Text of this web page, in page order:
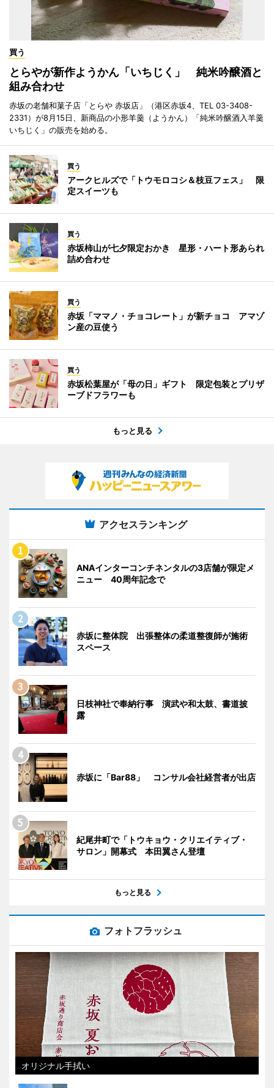
買う
とらやが新作ようかん「いちじく」 純米吟醸酒と
組み合わせ
赤坂の老舗和菓子店「とらや 赤坂店」（港区赤坂4、TEL 03-3408-
2331）が8月15日、新商品の小形羊羹（ようかん）「純米吟醸酒入羊羹
いちじく」の販売を始める。
買う
アークヒルズで「トウモロコシ＆枝豆フェス」 限
定スイーツも
買う
赤坂柿山が七夕限定おかき 星形・ハート形あられ
詰め合わせ
買う
赤坂「ママノ・チョコレート」が新チョコ アマゾ
ン産の豆使う
買う
赤坂松葉屋が「母の日」ギフト 限定包装とプリザ
ーブドフラワーも
もっと見る
アクセスランキング
ANAインターコンチネンタルの3店舗が限定メ
ニュー 40周年記念で
赤坂に整体院 出張整体の柔道整復師が施術
スペース
日枝神社で奉納行事 演武や和太鼓、書道披
露
赤坂に「Bar88」 コンサル会社経営者が出店
紀尾井町で「トウキョウ・クリエイティブ・
サロン」開幕式 本田翼さん登壇
もっと見る
フォトフラッシュ
オリジナル手拭い